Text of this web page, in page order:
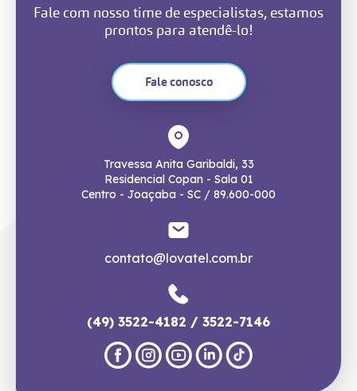
Fale com nosso time de especialistas, estamos
prontos para atendê-lo!
Fale conosco
Travessa Anita Garibaldi, 33
Residencial Copan - Sala 01
Centro - Joaçaba - SC / 89.600-000
contato@lovatel.com.br
(49) 3522-4182 / 3522-7146